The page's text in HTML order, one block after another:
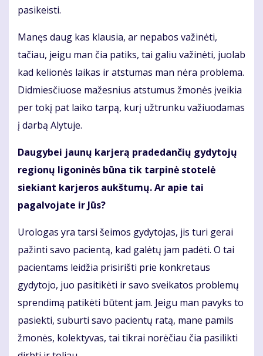
pasikeisti.
Manęs daug kas klausia, ar nepabos važinėti,
tačiau, jeigu man čia patiks, tai galiu važinėti, juolab
kad kelionės laikas ir atstumas man nėra problema.
Didmiesčiuose mažesnius atstumus žmonės įveikia
per tokį pat laiko tarpą, kurį užtrunku važiuodamas
į darbą Alytuje.
Daugybei jaunų karjerą pradedančių gydytojų
regionų ligoninės būna tik tarpinė stotelė
siekiant karjeros aukštumų. Ar apie tai
pagalvojate ir Jūs?
Urologas yra tarsi šeimos gydytojas, jis turi gerai
pažinti savo pacientą, kad galėtų jam padėti. O tai
pacientams leidžia prisirišti prie konkretaus
gydytojo, juo pasitikėti ir savo sveikatos problemų
sprendimą patikėti būtent jam. Jeigu man pavyks to
pasiekti, suburti savo pacientų ratą, mane pamils
žmonės, kolektyvas, tai tikrai norėčiau čia pasilikti